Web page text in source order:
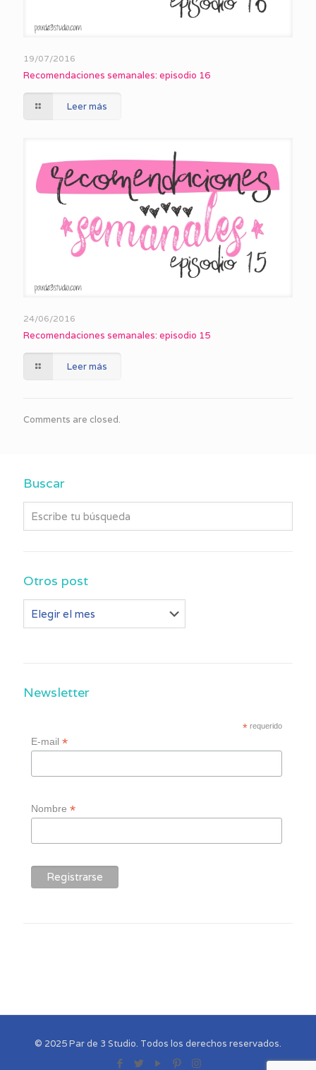
19/07/2016
Recomendaciones semanales: episodio 16
Leer más
24/06/2016
Recomendaciones semanales: episodio 15
Leer más
Comments are closed.
Buscar
Otros post
post
Newsletter
* requerido
E-mail*
Nombre*
© 2025 Par de 3 Studio. Todos los derechos reservados.